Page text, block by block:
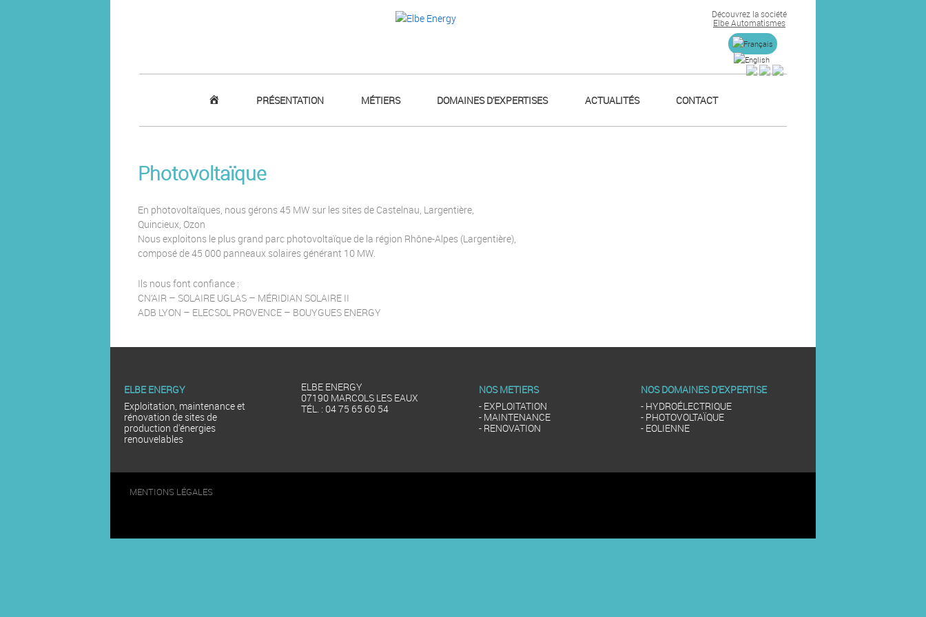
Découvrez la société
Elbe Automatismes
ACCUEILPRÉSENTATION MÉTIERS DOMAINES D’EXPERTISES ACTUALITÉS CONTACT
Photovoltaïque
En photovoltaïques, nous gérons 45 MW sur les sites de Castelnau, Largentière,
Quincieux, Ozon
Nous exploitons le plus grand parc photovoltaïque de la région Rhône-Alpes (Largentière),
composé de 45 000 panneaux solaires générant 10 MW.
Ils nous font confiance :
CN’AIR – SOLAIRE UGLAS – MÉRIDIAN SOLAIRE II
ADB LYON – ELECSOL PROVENCE – BOUYGUES ENERGY
ELBE ENERGY
Exploitation, maintenance et
rénovation de sites de
production d'énergies
renouvelables
ELBE ENERGY
07190 MARCOLS LES EAUX
TÉL. : 04 75 65 60 54
NOS METIERS
- EXPLOITATION
- MAINTENANCE
- RENOVATION
NOS DOMAINES D’EXPERTISE
- HYDROÉLECTRIQUE
- PHOTOVOLTAÏQUE
- EOLIENNE
MENTIONS LÉGALES